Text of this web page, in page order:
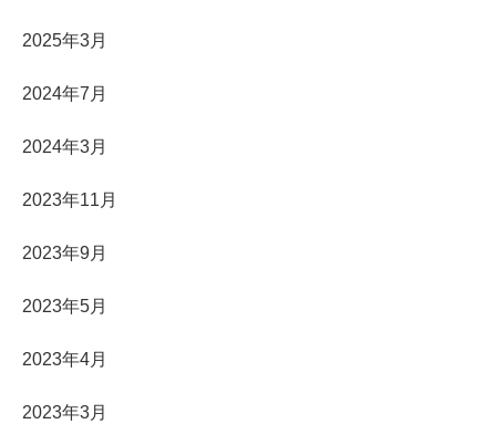
2025年3月
2024年7月
2024年3月
2023年11月
2023年9月
2023年5月
2023年4月
2023年3月